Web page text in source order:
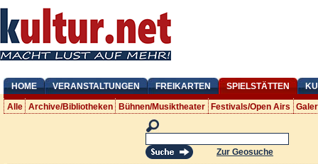
HOME VERANSTALTUNGEN FREIKARTEN SPIELSTÄTTEN
Alle Archive/Bibliotheken Bühnen/Musiktheater Festivals/Open Airs
Zur Geosuche